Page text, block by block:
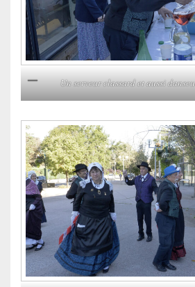
Un serveur classard et aussi